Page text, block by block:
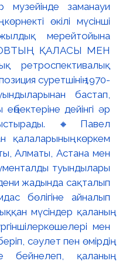
заманауи
өкілі мүсінші
мерейтойына
ҚАЛАСЫ МЕН
ретроспективалық
суретшінің 1970-
бастап,
дейінгі әр
🔸Павел
қалаларының көркем
Алматы, Астана мен
туындылары
жадында сақталып
бөлігіне айналып
мүсіндер қаланың
мен
сәулет пен өмірдің
бейнелеп, қаланың